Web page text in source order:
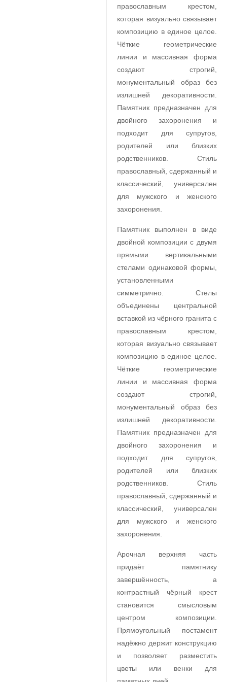
православным крестом,
которая визуально связывает
композицию в единое целое.
Чёткие геометрические
линии и массивная форма
создают строгий,
монументальный образ без
излишней декоративности.
Памятник предназначен для
двойного захоронения и
подходит для супругов,
родителей или близких
родственников. Стиль
православный, сдержанный и
классический, универсален
для мужского и женского
захоронения.
Памятник выполнен в виде
двойной композиции с двумя
прямыми вертикальными
стелами одинаковой формы,
установленными
симметрично. Стелы
объединены центральной
вставкой из чёрного гранита с
православным крестом,
которая визуально связывает
композицию в единое целое.
Чёткие геометрические
линии и массивная форма
создают строгий,
монументальный образ без
излишней декоративности.
Памятник предназначен для
двойного захоронения и
подходит для супругов,
родителей или близких
родственников. Стиль
православный, сдержанный и
классический, универсален
для мужского и женского
захоронения.
Арочная верхняя часть
придаёт памятнику
завершённость, а
контрастный чёрный крест
становится смысловым
центром композиции.
Прямоугольный постамент
надёжно держит конструкцию
и позволяет разместить
цветы или венки для